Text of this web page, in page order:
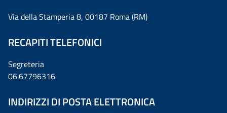
Via della Stamperia 8, 00187 Roma (RM)
RECAPITI TELEFONICI
Segreteria
06.67796316
INDIRIZZI DI POSTA ELETTRONICA